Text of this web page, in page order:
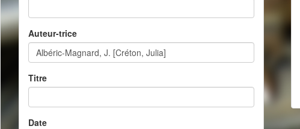
Auteur-trice
Titre
Date